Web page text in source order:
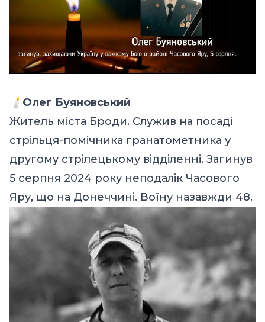
🕯️ Олег Буяновський
Житель міста Броди. Служив на посаді
стрільця-помічника гранатометника у
другому стрілецькому відділенні. Загинув
5 серпня 2024 року неподалік Часового
Яру, що на Донеччині. Воїну назавжди 48.